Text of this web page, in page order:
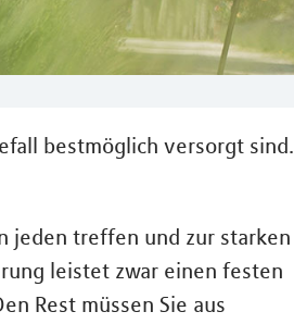
bestmöglich versorgt sind.
jeden treffen und zur starken
leistet zwar einen festen
Rest müssen Sie aus